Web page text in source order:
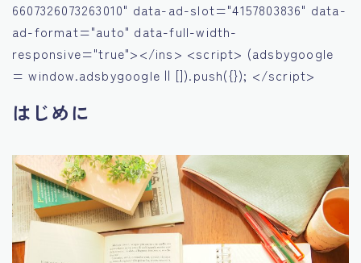
6607326073263010" data-ad-slot="4157803836" data-
ad-format="auto" data-full-width-
responsive="true"></ins> <script> (adsbygoogle
= window.adsbygoogle || []).push({}); </script>
はじめに